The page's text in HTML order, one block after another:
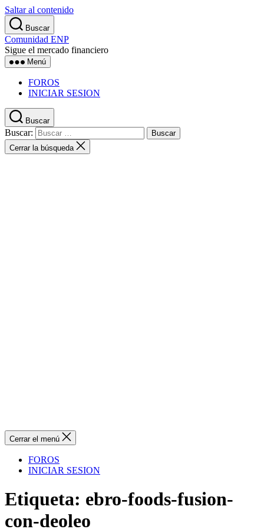
Saltar al contenido
Buscar
Comunidad ENP
Sigue el mercado financiero
Menú
FOROS
INICIAR SESION
Buscar
Buscar:
Cerrar la búsqueda
Cerrar el menú
FOROS
INICIAR SESION
Etiqueta: ebro-foods-fusion-
con-deoleo